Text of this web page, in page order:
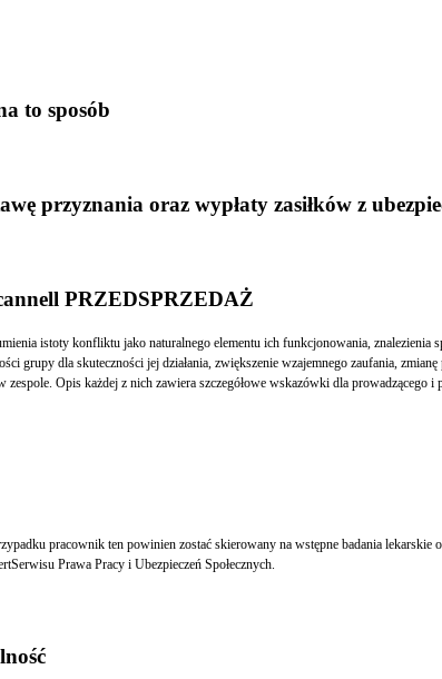
to sposób
przyznania oraz wypłaty zasiłków z
PRZEDSPRZEDAŻ
istoty konfliktu jako naturalnego elementu ich funkcjonowania, znalezienia
grupy dla skuteczności jej działania, zwiększenie wzajemnego zaufania,
Opis każdej z nich zawiera szczegółowe wskazówki dla prowadzącego i
Ambroziewicz,ekspertSerwisu Prawa Pracy i Ubezpieczeń Społecznych.